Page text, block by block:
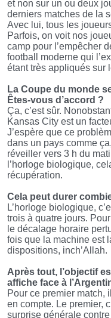
et non sur un ou deux
derniers matches de la
Avec lui, tous les
Parfois, on voit nos
camp pour l’empêcher
football moderne qui
étant très appliqués sur
La Coupe du monde
Êtes-vous d’accord ?
Ça, c’est sûr.
Kansas City est un
J’espère que ce
dans un pays comme
réveiller vers 3 h du
l’horloge biologique,
récupération.
Cela peut durer
L’horloge biologique,
trois à quatre jours.
le décalage horaire
fois que la machine est
dispositions, inch’Allah.
Après tout, l’objectif
affiche face à
Pour ce premier match,
en compte. Le premier,
surprise générale